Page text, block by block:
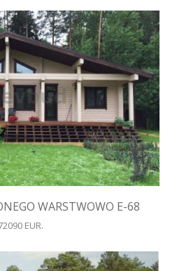
WARSTWOWO E-68
EUR.